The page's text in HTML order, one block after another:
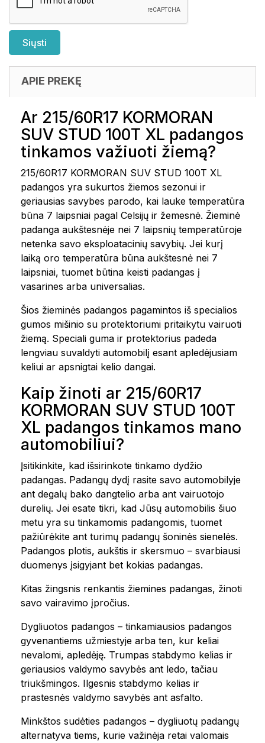
APIE PREKĘ
Ar 215/60R17 KORMORAN
SUV STUD 100T XL padangos
tinkamos važiuoti žiemą?
215/60R17 KORMORAN SUV STUD 100T XL
padangos yra sukurtos žiemos sezonui ir
geriausias savybes parodo, kai lauke temperatūra
būna 7 laipsniai pagal Celsijų ir žemesnė. Žieminė
padanga aukštesnėje nei 7 laipsnių temperatūroje
netenka savo eksploatacinių savybių. Jei kurį
laiką oro temperatūra būna aukštesnė nei 7
laipsniai, tuomet būtina keisti padangas į
vasarines arba universalias.
Šios žieminės padangos pagamintos iš specialios
gumos mišinio su protektoriumi pritaikytu vairuoti
žiemą. Speciali guma ir protektorius padeda
lengviau suvaldyti automobilį esant apledėjusiam
keliui ar apsnigtai kelio dangai.
Kaip žinoti ar 215/60R17
KORMORAN SUV STUD 100T
XL padangos tinkamos mano
automobiliui?
Įsitikinkite, kad išsirinkote tinkamo dydžio
padangas. Padangų dydį rasite savo automobilyje
ant degalų bako dangtelio arba ant vairuotojo
durelių. Jei esate tikri, kad Jūsų automobilis šiuo
metu yra su tinkamomis padangomis, tuomet
pažiūrėkite ant turimų padangų šoninės sienelės.
Padangos plotis, aukštis ir skersmuo – svarbiausi
duomenys įsigyjant bet kokias padangas.
Kitas žingsnis renkantis žiemines padangas, žinoti
savo vairavimo įpročius.
Dygliuotos padangos – tinkamiausios padangos
gyvenantiems užmiestyje arba ten, kur keliai
nevalomi, apledėję. Trumpas stabdymo kelias ir
geriausios valdymo savybės ant ledo, tačiau
triukšmingos. Ilgesnis stabdymo kelias ir
prastesnės valdymo savybės ant asfalto.
Minkštos sudėties padangos – dygliuotų padangų
alternatyva tiems, kurie važinėja retai valomais